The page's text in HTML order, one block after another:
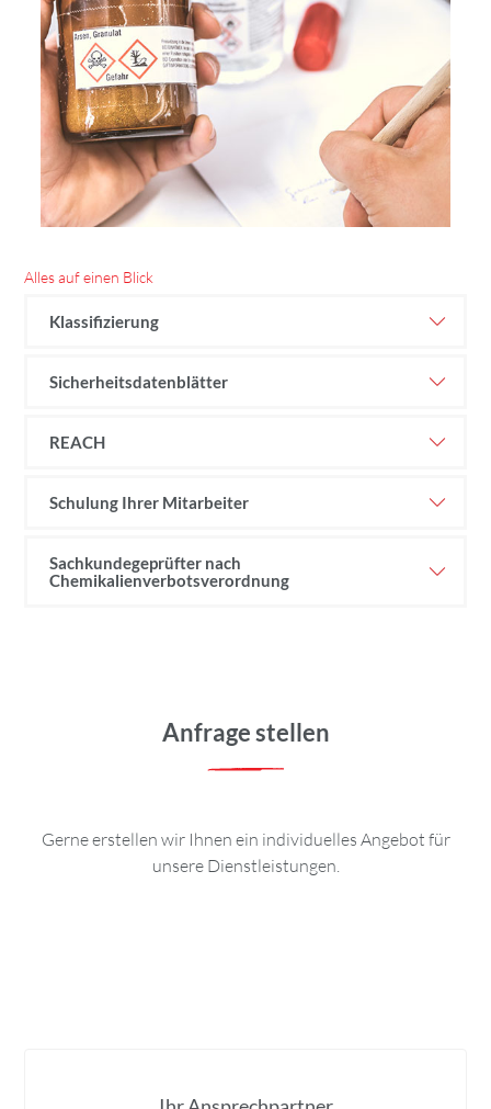
Alles auf einen Blick
Klassifizierung
Sicherheitsdatenblätter
REACH
Schulung Ihrer Mitarbeiter
Sachkundegeprüfter nach
Chemikalienverbotsverordnung
Anfrage stellen
Gerne erstellen wir Ihnen ein individuelles Angebot für
unsere Dienstleistungen.